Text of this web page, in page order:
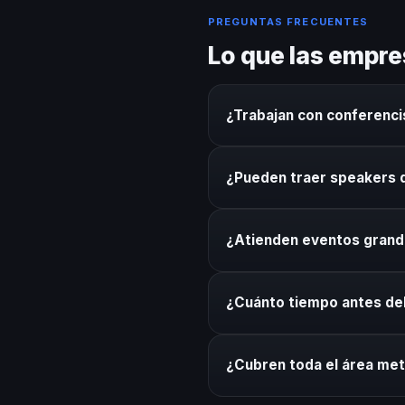
PREGUNTAS FRECUENTES
Lo que las
¿Trabajan con
otras ciudades según el
¿Pueden traer speakers
técnico. Sin complicaciones
¿Atienden eventos
del conferencista al formato
¿Cuánto tiempo antes
urgentes, tenemos
¿Cubren toda el área